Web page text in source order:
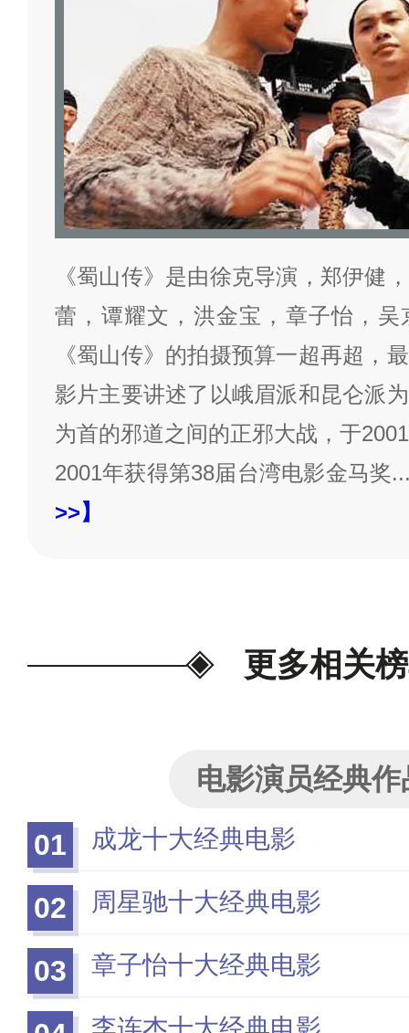
《蜀山传》是由徐克导演，郑伊健
蕾，谭耀文，洪金宝，章子怡，
《蜀山传》的拍摄预算一超再超，
影片主要讲述了以峨眉派和昆仑派
为首的邪道之间的正邪大战，于
2001年获得第38届台湾电影金马奖
>>】
更多相关
电影演员经典
01
成龙十大经典电影
02 周星驰十大经典电影
03 章子怡十大经典电影